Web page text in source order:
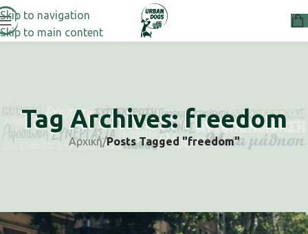
Skip to navigation
Skip to main content
Tag Archives: freedom
Αρχική/Posts Tagged "freedom"